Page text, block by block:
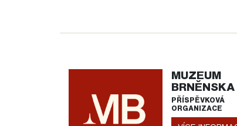
MUZEUM
BRNĚNSKA
PŘÍSPĚVKOVÁ
ORGANIZACE